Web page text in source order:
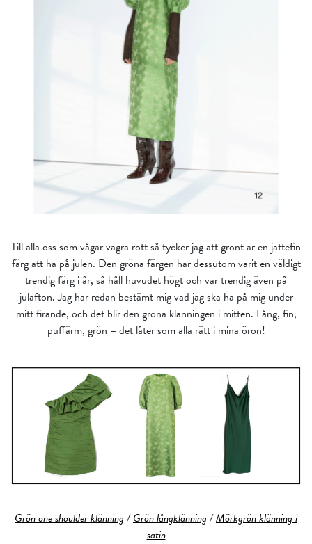
Till alla oss som vågar vägra rött så tycker jag att grönt är en jättefin
färg att ha på julen. Den gröna färgen har dessutom varit en väldigt
trendig färg i år, så håll huvudet högt och var trendig även på
julafton. Jag har redan bestämt mig vad jag ska ha på mig under
mitt firande, och det blir den gröna klänningen i mitten. Lång, fin,
puffärm, grön – det låter som alla rätt i mina öron!
Grön one shoulder klänning /Grön långklänning /Mörkgrön klänning i
satin